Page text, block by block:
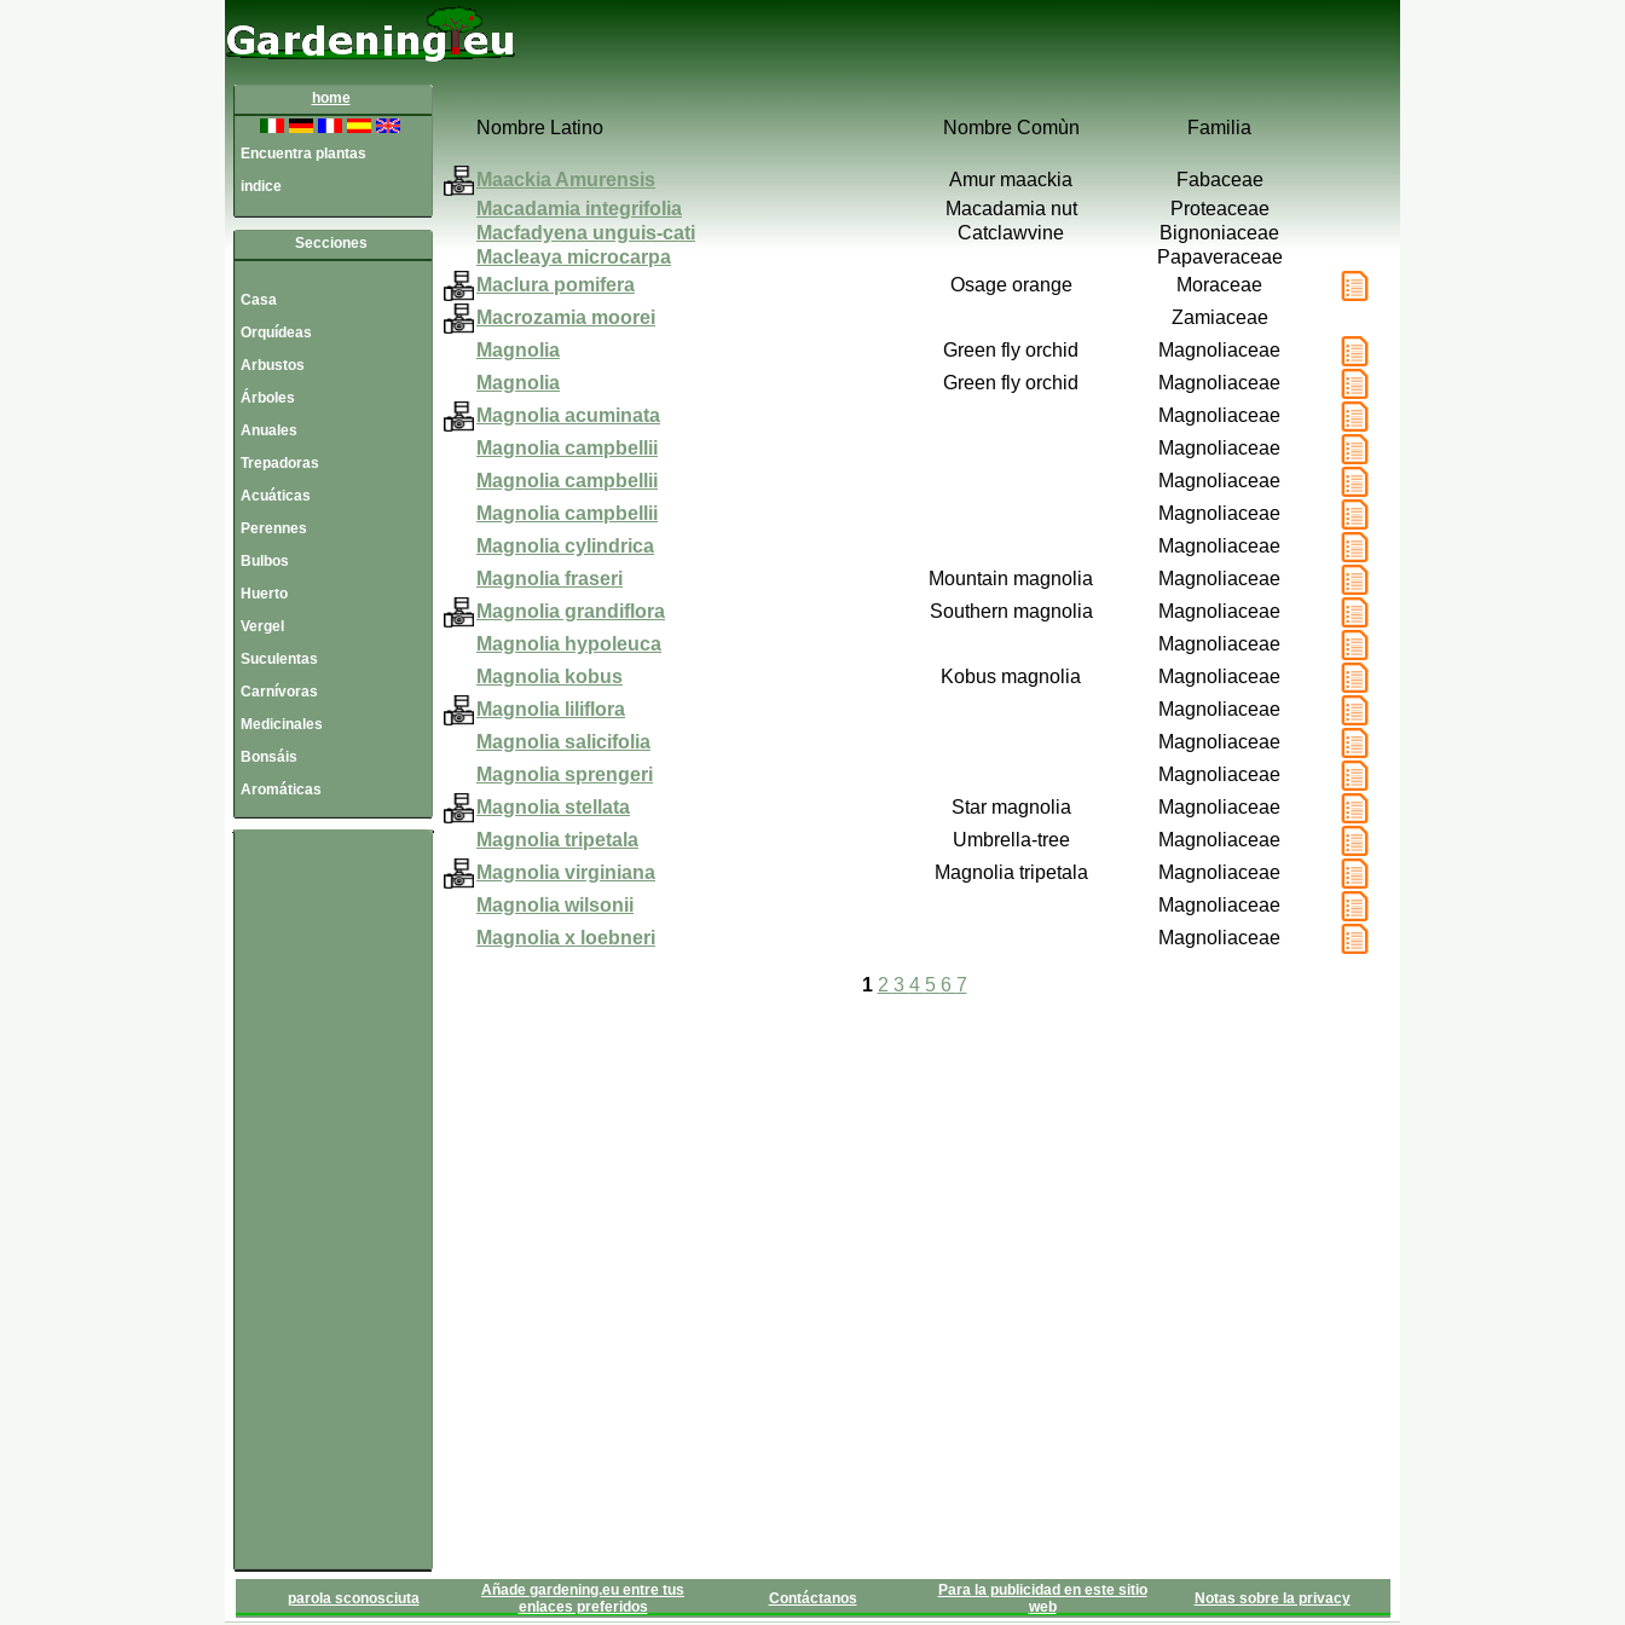
home
Encuentra plantas
indice
Secciones
Casa
Orquídeas
Arbustos
Árboles
Anuales
Trepadoras
Acuáticas
Perennes
Bulbos
Huerto
Vergel
Suculentas
Carnívoras
Medicinales
Bonsáis
Aromáticas
Nombre Latino Nombre Comùn Familia
Maackia Amurensis Amur maackia
Fabaceae
Macadamia integrifolia
Macadamia nut
Proteaceae
Macfadyena unguis-cati
Catclawvine
Bignoniaceae
Macleaya microcarpa
Papaveraceae
Maclura pomifera
Osage orange
Moraceae
Macrozamia moorei
Zamiaceae
Magnolia
Green fly orchid
Magnoliaceae
Magnolia
Green fly orchid
Magnoliaceae
Magnolia acuminata
Magnoliaceae
Magnolia campbellii
Magnoliaceae
Magnolia campbellii
Magnoliaceae
Magnolia campbellii
Magnoliaceae
Magnolia cylindrica
Magnoliaceae
Magnolia fraseri
Mountain magnolia
Magnoliaceae
Magnolia grandiflora
Southern magnolia
Magnoliaceae
Magnolia hypoleuca
Magnoliaceae
Magnolia kobus
Kobus magnolia
Magnoliaceae
Magnolia liliflora
Magnoliaceae
Magnolia salicifolia
Magnoliaceae
Magnolia sprengeri
Magnoliaceae
Magnolia stellata
Star magnolia
Magnoliaceae
Magnolia tripetala
Umbrella-tree
Magnoliaceae
Magnolia virginiana
Magnolia tripetala
Magnoliaceae
Magnolia wilsonii
Magnoliaceae
Magnolia x loebneri
Magnoliaceae
1 2 3 4 5 6 7
parola sconosciuta
Añade gardening.eu entre tus
enlaces preferidos
Contáctanos
Para la publicidad en este sitio
web
Notas sobre la privacy